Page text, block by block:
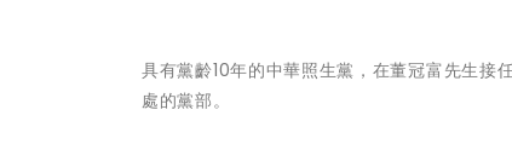
具有黨齡10年的中華照生黨，在董冠富先生
處的黨部。